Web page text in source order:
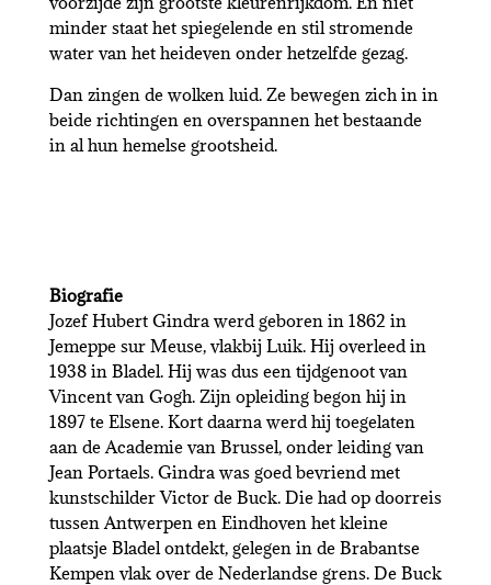
minder staat het spiegelende en stil stromende
water van het heideven onder hetzelfde gezag.
Dan zingen de wolken luid. Ze bewegen zich in in
beide richtingen en overspannen het bestaande
in al hun hemelse grootsheid.
Biografie
Jozef Hubert Gindra werd geboren in 1862 in
Jemeppe sur Meuse, vlakbij Luik. Hij overleed in
1938 in Bladel. Hij was dus een tijdgenoot van
Vincent van Gogh. Zijn opleiding begon hij in
1897 te Elsene. Kort daarna werd hij toegelaten
aan de Academie van Brussel, onder leiding van
Jean Portaels. Gindra was goed bevriend met
kunstschilder Victor de Buck. Die had op doorreis
tussen Antwerpen en Eindhoven het kleine
plaatsje Bladel ontdekt, gelegen in de Brabantse
Kempen vlak over de Nederlandse grens. De Buck